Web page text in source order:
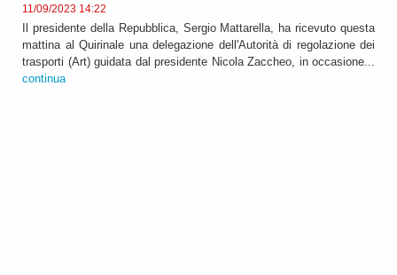
11/09/2023 14:22
Il presidente della Repubblica, Sergio Mattarella, ha ricevuto questa
mattina al Quirinale una delegazione dell'Autorità di regolazione dei
trasporti (Art) guidata dal presidente Nicola Zaccheo, in occasione...
continua